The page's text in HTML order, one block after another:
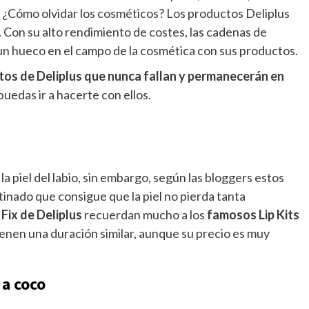
olvidar los cosméticos? Los productos Deliplus
su alto rendimiento de costes, las cadenas de
hueco en el campo de la cosmética con sus productos.
de Deliplus que nunca fallan y permanecerán en
ir a hacerte con ellos.
piel del labio, sin embargo, según las bloggers estos
que consigue que la piel no pierda tanta
de Deliplus recuerdan mucho a los famosos Lip Kits
una duración similar, aunque su precio es muy
coco